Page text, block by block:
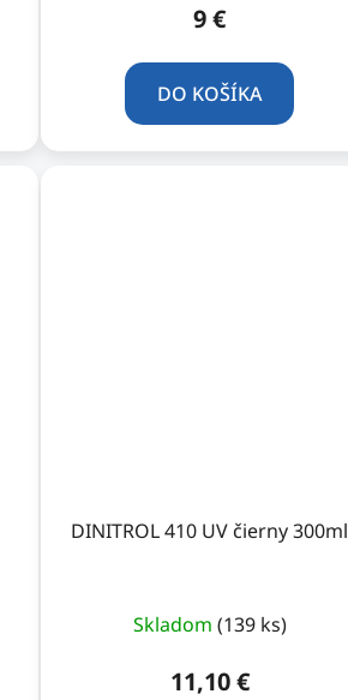
9 €
DO KOŠÍKA
DINITROL 410 UV čierny 300ml
Skladom (139 ks)
11,10 €